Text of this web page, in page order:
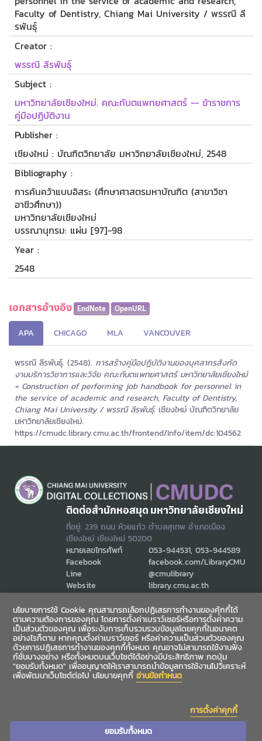
Faculty of Dentistry, Chiang Mai University / พรรณี ลี
รพันธุ์
Creator :
พรรณี ลีรพันธุ์
Subject :
มหาวิทยาลัยเชียงใหม่. คณะทันตแพทยศาสตร์ -- ข้าราชการ
คู่มือปฏิบัติงาน
Publisher :
เชียงใหม่ : บัณฑิตวิทยาลัย มหาวิทยาลัยเชียงใหม่, 2548
Bibliography :
การค้นคว้าแบบอิสระ (ศึกษาศาสตรมหาบัณฑิต (สาขาวิชา
อาชีวศึกษา))
มหาวิทยาลัยเชียงใหม่
บรรณานุกรม: แผ่น [97]-98
Year :
2548
เอกสารอ้างอิง EndNote OpenURL
APA CHICAGO MLA VANCOUVER
พรรณี ลีรพันธุ์. (2548). การสร้างคู่มือปฏิบัติงานของบุคลากรสังกัด
งานบริการวิชาการและวิจัย คณะทันตแพทยศาสตร์ มหาวิทยาลัยเชียงใหม่
= Construction of performing job handbook for personnel in
the service of academic and research, Faculty of Dentistry,
Chiang Mai University / พรรณี ลีรพันธุ์. เชียงใหม่ บัณฑิตวิทยาลัย
มหาวิทยาลัยเชียงใหม่.
https://cmudc.library.cmu.ac.th/frontend/Info/item/dc:104562
ติดต่อสำนักหอสมุด มหาวิทยาลัยเชียงใหม่
ที่อยู่: 239 ถนน ห้วยแก้ว ตำบลสุเทพ อำเภอเมือง
เชียงใหม่ เชียงใหม่ 50200
หมายเลขโทรศัพท์ 053-944531, 053-944589
Facebook
facebook.com/LibraryCMU
Line
@cmulibrary
Website
library.cmu.ac.th
ช่องทางสื่อสาร
นโยบายการใช้ Cookie คุณสามารถเลือกปฏิเสธการทำงานของคุ้กกี้ได้
ตามความต้องการของคุณ โดยการตั้งค่าเบราว์เซอร์หรือการตั้งค่าความ
เป็นส่วนตัวของคุณ เพื่อระงับการเก็บรวมรวบข้อมูลโดยคุกกี้ในอนาคต
อย่างไรก็ตาม หากคุณตั้งค่าเบราว์เซอร์ หรือค่าความเป็นส่วนตัวของคุณ
ด้วยการปฎิเสธการทำงานของคุกกี้ทั้งหมด คุณอาจไม่สามารถใช้งานฟัง
ก์ชั่นบางอย่าง หรือทั้งหมดบนเว็บไซต์ได้อย่างมีประสิทธิภาพ กดปุ่ม
"ยอมรับทั้งหมด" เพื่ออนุญาตให้เราสามารถนำข้อมูลการใช้งานไปวิเคราะห์
เพื่อพัฒนาเว็บไซต์ต่อไป นโยบายคุกกี้อ่านข้อกำหนด
การตั้งค่าคุกกี้
ยอมรับทั้งหมด